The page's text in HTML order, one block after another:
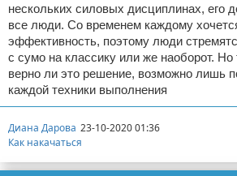
нескольких силовых дисциплинах, его
все люди. Со временем каждому
эффективность, поэтому люди
с сумо на классику или же наоборот. Но
верно ли это решение, возможно лишь
каждой техники выполнения
Диана Дарова 23-10-2020 01:36
Как накачаться